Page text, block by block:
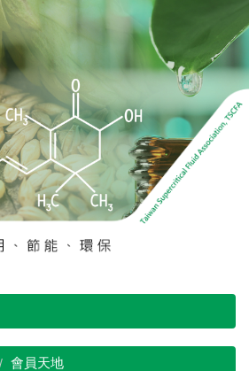
會員天地